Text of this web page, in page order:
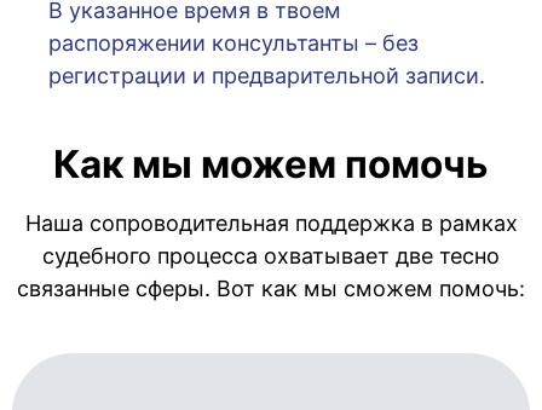
В указанное время в твоем
распоряжении консультанты – без
регистрации и предварительной записи.
Как мы можем помочь
Наша сопроводительная поддержка в рамках
судебного процесса охватывает две тесно
связанные сферы. Вот как мы сможем помочь: